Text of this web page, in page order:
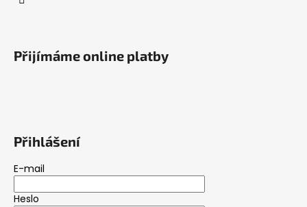
Přijímáme online platby
Přihlášení
E-mail
Heslo